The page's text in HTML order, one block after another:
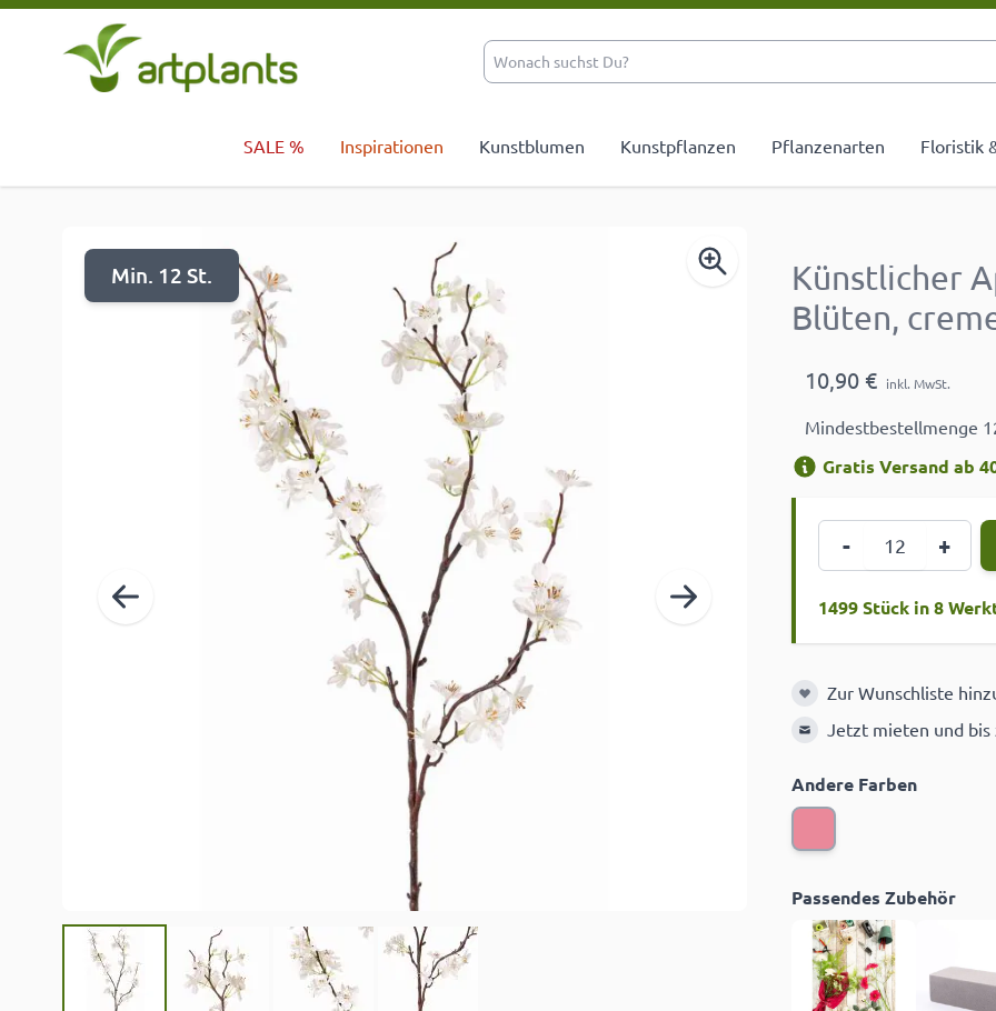
Zum Inhalt springen
SALE % Inspirationen Kunstblumen Kunstpflanzen Pflanzenarten Floristik
Min. 12 St.
Künstlicher
Blüten,
10,90 € inkl. MwSt.
Mindestbestellmenge
Gratis Versand ab
- +
1499 Stück in 8
Zur Wunschliste
Zur Wunschliste
Jetzt mieten und bis
Andere Farben
Passendes Zubehör